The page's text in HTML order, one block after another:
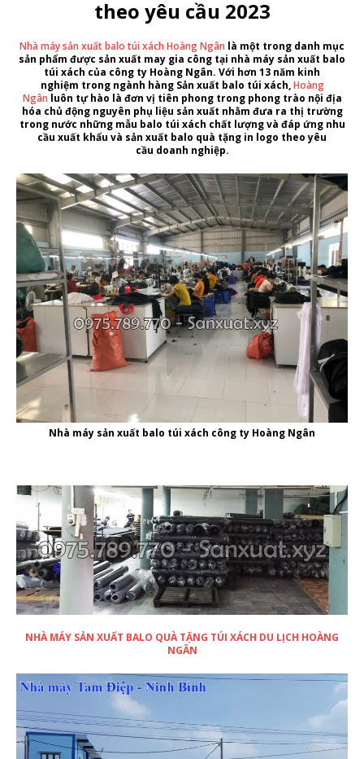
theo yêu cầu 2023
Nhà máy sản xuất balo túi xách Hoàng Ngân là một trong danh mục
sản phẩm được sản xuất may gia công tại nhà máy sản xuất balo
túi xách của công ty Hoàng Ngân. Với hơn 13 năm kinh
nghiệm trong ngành hàng Sản xuất balo túi xách,Hoàng
Ngân luôn tự hào là đơn vị tiên phong trong phong trào nội địa
hóa chủ động nguyên phụ liệu sản xuất nhằm đưa ra thị trường
trong nước những mẫu balo túi xách chất lượng và đáp ứng nhu
cầu xuất khẩu và sản xuất balo quà tặng in logo theo yêu
cầu doanh nghiệp.
Nhà máy sản xuất balo túi xách công ty Hoàng Ngân
NHÀ MÁY SẢN XUẤT BALO QUÀ TẶNG TÚI XÁCH DU LỊCH HOÀNG
NGÂN